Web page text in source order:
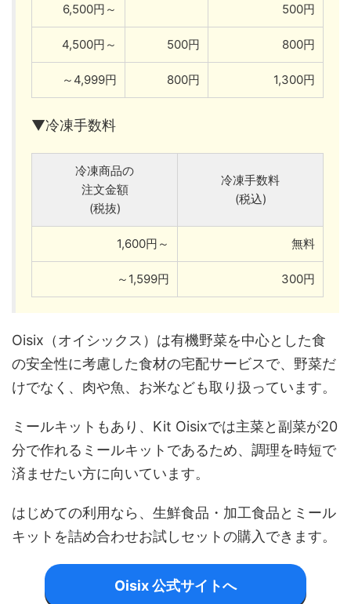
6,500円～ 500円
4,500円～ 500円 800円
～4,999円 800円 1,300円
▼冷凍手数料
冷凍商品の
注文金額
(税抜)
冷凍手数料
(税込)
1,600円～ 無料
～1,599円 300円
Oisix（オイシックス）は有機野菜を中心とした食
の安全性に考慮した食材の宅配サービスで、野菜だ
けでなく、肉や魚、お米なども取り扱っています。
ミールキットもあり、Kit Oisixでは主菜と副菜が20
分で作れるミールキットであるため、調理を時短で
済ませたい方に向いています。
はじめての利用なら、生鮮食品・加工食品とミール
キットを詰め合わせお試しセットの購入できます。
Oisix 公式サイトへ